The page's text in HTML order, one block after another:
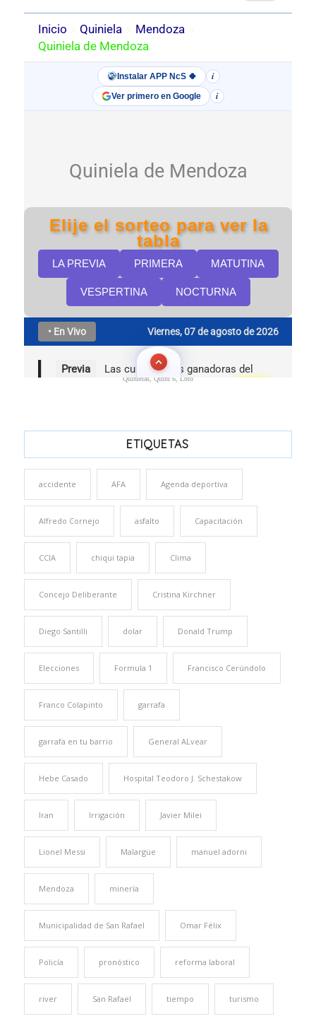
Quinielas, Quini 6, Loto
ETIQUETAS
accidente AFA Agenda deportiva
Alfredo Cornejo asfalto Capacitación
CCIA chiqui tapia Clima
Concejo Deliberante Cristina Kirchner
Diego Santilli dolar Donald Trump
Elecciones Formula 1 Francisco Cerúndolo
Franco Colapinto garrafa
garrafa en tu barrio General ALvear
Hebe Casado Hospital Teodoro J. Schestakow
Iran Irrigación Javier Milei
Lionel Messi Malargüe manuel adorni
Mendoza minería
Municipalidad de San Rafael Omar Félix
Policía pronóstico reforma laboral
river San Rafael tiempo turismo